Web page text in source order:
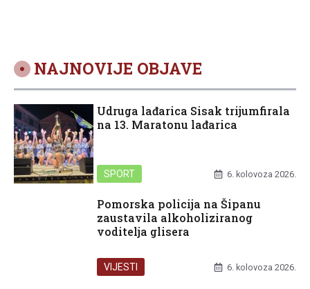
NAJNOVIJE OBJAVE
Udruga lađarica Sisak trijumfirala
na 13. Maratonu lađarica
SPORT 6. kolovoza 2026.
Pomorska policija na Šipanu
zaustavila alkoholiziranog
voditelja glisera
VIJESTI 6. kolovoza 2026.